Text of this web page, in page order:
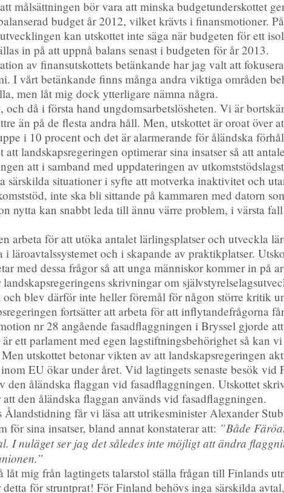
målsättningen bör vara att minska budgetunderskottet
budget år 2012, vilket krävts i finansmotioner.
kan utskottet inte säga när budgeten för ett
in på att uppnå balans senast i budgeten för år 2013.
av finansutskottets betänkande har jag valt att
I vårt betänkande finns många andra viktiga områden
men låt mig dock ytterligare nämna några.
och då i första hand ungdomsarbetslösheten. Vi är
än på de flesta andra håll. Men, utskottet är oroat över
i 10 procent och det är alarmerande för åländska
landskapsregeringen optimerar sina insatser så att
att i samband med uppdateringen av
särskilda situationer i syfte att motverka inaktivitet och
inte ska bli sittande på kammaren med datorn
nytta kan snabbt leda till ännu värre problem, i värsta
arbeta för att utöka antalet lärlingsplatser och utveckla
läroavtalssystemet och i skapande av praktikplatser.
med dessa frågor så att unga människor kommer in på
skrivningar om
blev därför inte heller föremål för någon större kritik
fortsätter att arbeta för att inflytandefrågorna
nr 28 angående fasadflaggningen i Bryssel gjorde
ett parlament med egen lagstiftningsbehörighet så kan
utskottet betonar vikten av att landskapsregeringen
EU ökar under året. Vid lagtingets senaste besök vid
den åländska flaggan vid fasadflaggningen. Utskottet
den åländska flaggan används vid fasadflaggningen.
Ålandstidning får vi läsa att utrikesminister Alexander
för sina insatser, bland annat konstaterar att: ”Både
I nuläget ser jag det således inte möjligt att ändra
låt mig från lagtingets talarstol ställa frågan till Finlands
för struntprat! För Finland behövs inga särskilda